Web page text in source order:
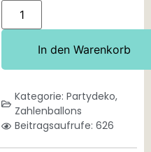
In den Warenkorb
Kategorie: Partydeko,
Zahlenballons
Beitragsaufrufe: 626